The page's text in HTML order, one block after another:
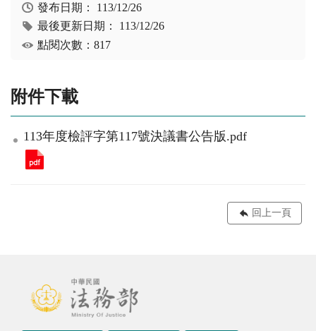
發布日期： 113/12/26
最後更新日期： 113/12/26
點閱次數：817
附件下載
113年度檢評字第117號決議書公告版.pdf
回上一頁